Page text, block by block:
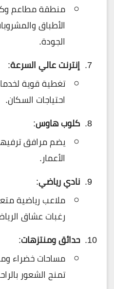
منطقة مطاعم
الأطباق
الجودة.
إنترنت عالي السرعة:
تغطية قوية
احتياجات السكان.
كلوب هاوس:
يضم مرافق
الأعمار.
نادي رياضي:
ملاعب رياضية
رغبات عشاق
حدائق ومنتزهات:
مساحات خضراء
تمنح الشعور